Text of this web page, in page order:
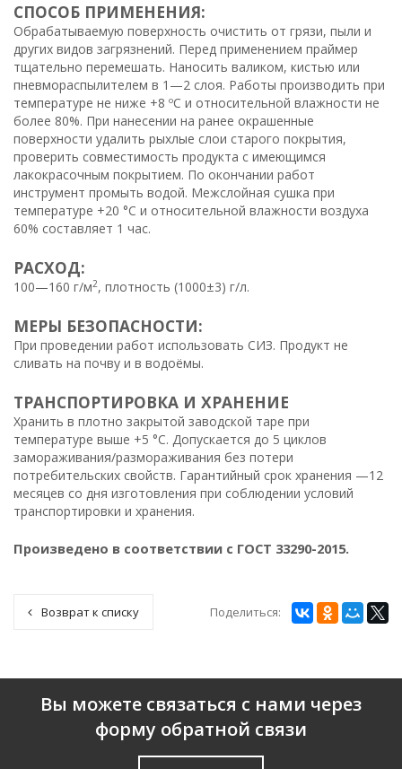
СПОСОБ ПРИМЕНЕНИЯ:
Обрабатываемую поверхность очистить от грязи, пыли и
других видов загрязнений. Перед применением праймер
тщательно перемешать. Наносить валиком, кистью или
пневмораспылителем в 1—2 слоя. Работы производить при
температуре не ниже +8 ºС и относительной влажности не
более 80%. При нанесении на ранее окрашенные
поверхности удалить рыхлые слои старого покрытия,
проверить совместимость продукта с имеющимся
лакокрасочным покрытием. По окончании работ
инструмент промыть водой. Межслойная сушка при
температуре +20 °С и относительной влажности воздуха
60% составляет 1 час.
РАСХОД:
100—160 г/м2, плотность (1000±3) г/л.
МЕРЫ БЕЗОПАСНОСТИ:
При проведении работ использовать СИЗ. Продукт не
сливать на почву и в водоёмы.
ТРАНСПОРТИРОВКА И ХРАНЕНИЕ
Хранить в плотно закрытой заводской таре при
температуре выше +5 °С. Допускается до 5 циклов
замораживания/размораживания без потери
потребительских свойств. Гарантийный срок хранения —12
месяцев со дня изготовления при соблюдении условий
транспортировки и хранения.
Произведено в соответствии с ГОСТ 33290-2015.
Возврат к списку Поделиться:
Вы можете связаться с нами через
форму обратной связи